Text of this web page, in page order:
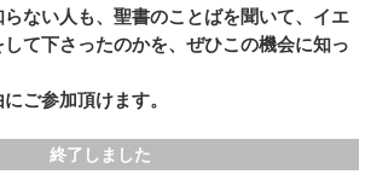
らない人も、聖書のことばを聞いて、イエ
て下さったのかを、ぜひこの機会に知っ
ご参加頂けます。
終了しました